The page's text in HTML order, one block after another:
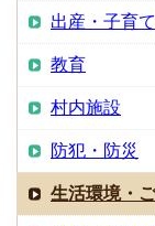
出産・子育て
教育
村内施設
防犯・防災
生活環境・